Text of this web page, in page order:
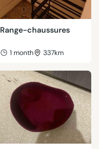
Range-chaussures
1 month 337km